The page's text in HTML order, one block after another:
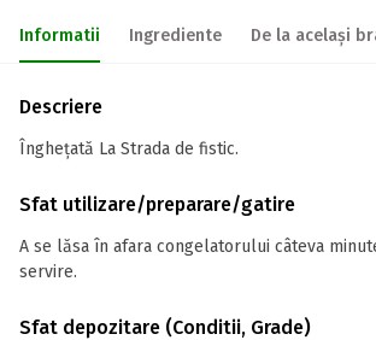
Informatii Ingrediente De la același
Descriere
Înghețată La Strada de fistic.
Sfat utilizare/preparare/gatire
A se lăsa în afara congelatorului câteva
servire.
Sfat depozitare (Conditii, Grade)